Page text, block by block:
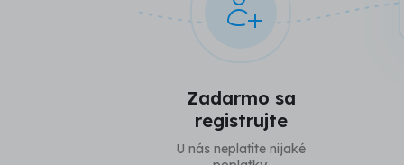
Zadarmo sa
registrujte
U nás neplatíte nijaké